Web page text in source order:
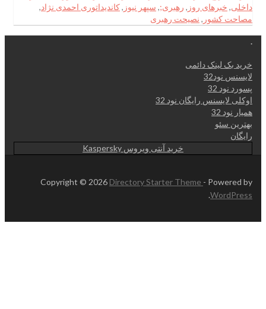
داخلی, خبرهای روز , رهبری;, سپهر نیوز ,کاندیداتوری احمدی نژاد,
مصاحت کشور , نصیحت رهبری
.
خرید بک لینک دائمی
لایسنس نود32
پسورد نود 32
اوکلی لایسنس رایگان نود 32
همیار نود 32
بهترین سئو
رایگان
خرید آنتی ویروس Kaspersky
Copyright © 2026 Directory Starter Theme - Powered by
WordPress
.